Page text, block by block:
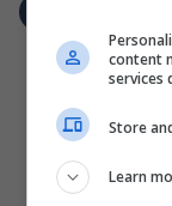
content
services
Store
Learn